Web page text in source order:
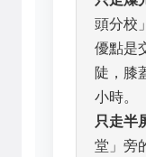
頭分校
優點是
陡，膝
小時。
只走半
堂」旁